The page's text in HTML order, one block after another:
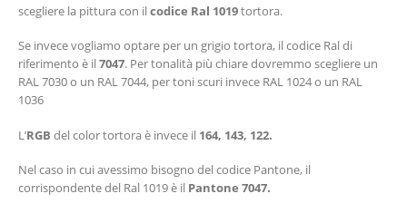
scegliere la pittura con ilcodice Ral 1019tortora.
Se invece vogliamo optare per un grigio tortora, il codice Ral di
riferimento è il7047. Per tonalità più chiare dovremmo scegliere un
RAL 7030 o un RAL 7044, per toni scuri invece RAL 1024 o un RAL
1036
L’RGB del color tortora è invece il 164, 143, 122.
Nel caso in cui avessimo bisogno del codice Pantone, il
corrispondente del Ral 1019 è il Pantone 7047.